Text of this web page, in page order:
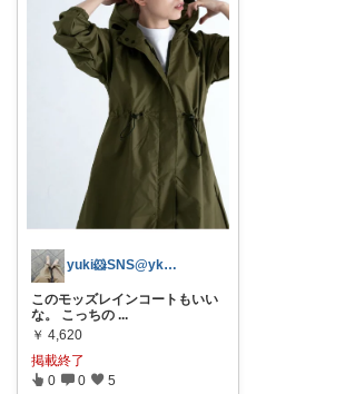
yuki🐹SNS@ykooo00
このモッズレインコートもいい
な。 こっちの ...
￥ 4,620
掲載終了
0 0 5